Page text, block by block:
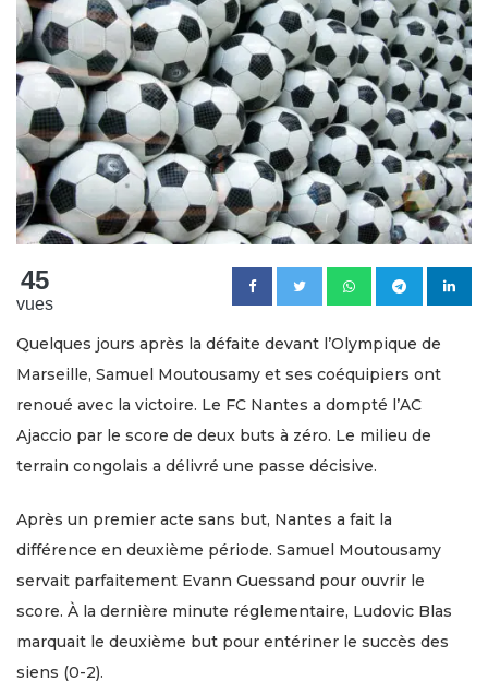
45
vues
Quelques jours après la défaite devant l’Olympique de
Marseille, Samuel Moutousamy et ses coéquipiers ont
renoué avec la victoire. Le FC Nantes a dompté l’AC
Ajaccio par le score de deux buts à zéro. Le milieu de
terrain congolais a délivré une passe décisive.
Après un premier acte sans but, Nantes a fait la
différence en deuxième période. Samuel Moutousamy
servait parfaitement Evann Guessand pour ouvrir le
score. À la dernière minute réglementaire, Ludovic Blas
marquait le deuxième but pour entériner le succès des
siens (0-2).